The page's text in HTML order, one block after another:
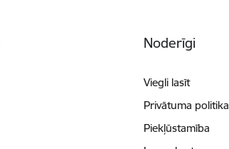
Noderīgi
Viegli lasīt
Privātuma politika
Piekļūstamība